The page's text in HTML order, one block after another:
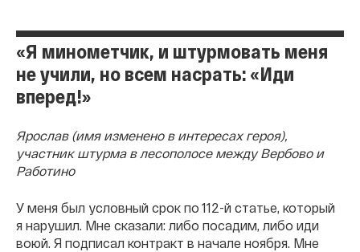
«Я минометчик, и штурмовать меня
не учили, но всем насрать: «Иди
вперед!»
Ярослав (имя изменено в интересах героя),
участник штурма в лесополосе между Вербово и
Работино
У меня был условный срок по 112-й статье, который
я нарушил. Мне сказали: либо посадим, либо иди
воюй. Я подписал контракт в начале ноября. Мне